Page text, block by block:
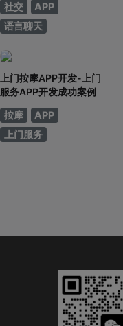
社交
APP
语言聊天
上门按摩APP开发-上门
服务APP开发成功案例
按摩
APP
上门服务